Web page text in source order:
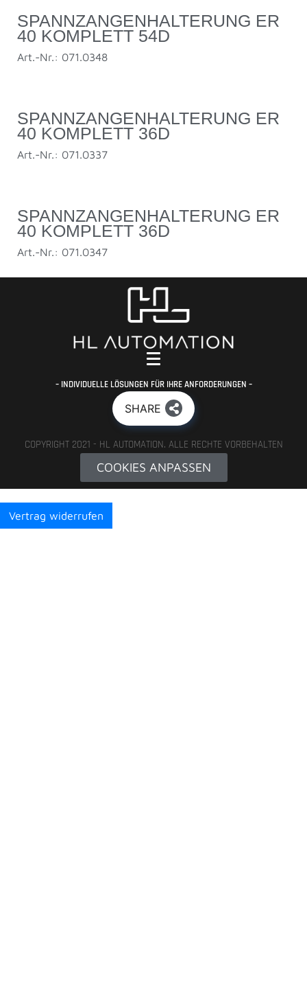
SPANNZANGENHALTERUNG ER
40 KOMPLETT 54D
Art.-Nr.: 071.0348
SPANNZANGENHALTERUNG ER
40 KOMPLETT 36D
Art.-Nr.: 071.0337
SPANNZANGENHALTERUNG ER
40 KOMPLETT 36D
Art.-Nr.: 071.0347
– INDIVIDUELLE LÖSUNGEN FÜR IHRE ANFORDERUNGEN –
SHARE
COPYRIGHT 2021 - HL AUTOMATION. ALLE RECHTE VORBEHALTEN
COOKIES ANPASSEN
Vertrag widerrufen